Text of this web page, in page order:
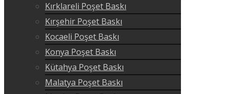
Kırklareli Poşet Baskı
Kırşehir Poşet Baskı
Kocaeli Poşet Baskı
Konya Poşet Baskı
Kütahya Poşet Baskı
Malatya Poşet Baskı